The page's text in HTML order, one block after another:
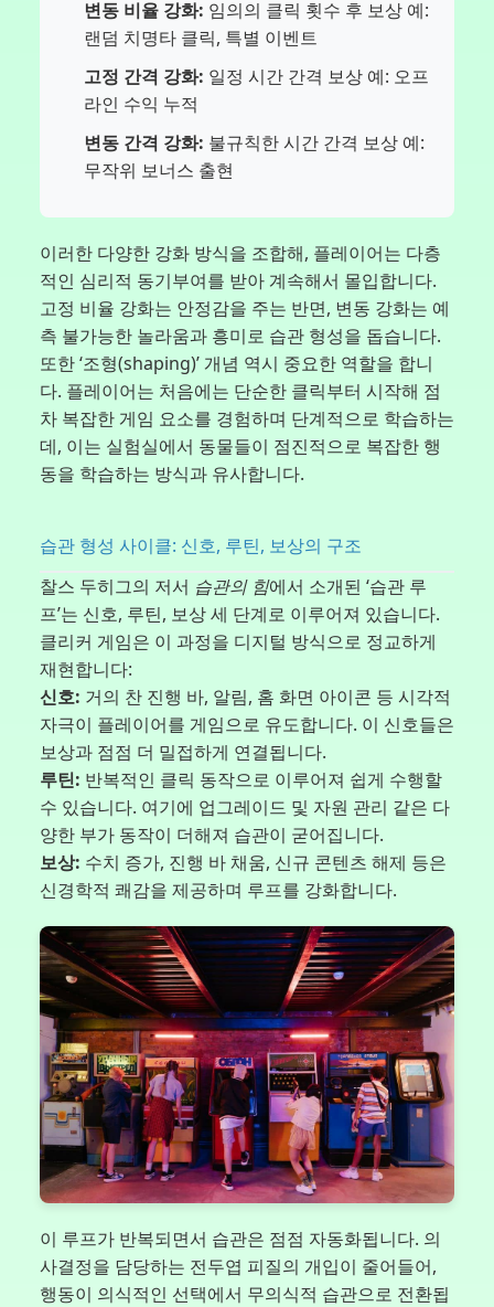
변동 비율 강화: 임의의 클릭 횟수 후 보상 예:
랜덤 치명타 클릭, 특별 이벤트
고정 간격 강화: 일정 시간 간격 보상 예: 오프
라인 수익 누적
변동 간격 강화: 불규칙한 시간 간격 보상 예:
무작위 보너스 출현
이러한 다양한 강화 방식을 조합해, 플레이어는 다층
적인 심리적 동기부여를 받아 계속해서 몰입합니다.
고정 비율 강화는 안정감을 주는 반면, 변동 강화는 예
측 불가능한 놀라움과 흥미로 습관 형성을 돕습니다.
또한 ‘조형(shaping)’ 개념 역시 중요한 역할을 합니
다. 플레이어는 처음에는 단순한 클릭부터 시작해 점
차 복잡한 게임 요소를 경험하며 단계적으로 학습하는
데, 이는 실험실에서 동물들이 점진적으로 복잡한 행
동을 학습하는 방식과 유사합니다.
습관 형성 사이클: 신호, 루틴, 보상의 구조
찰스 두히그의 저서 습관의 힘에서 소개된 ‘습관 루
프’는 신호, 루틴, 보상 세 단계로 이루어져 있습니다.
클리커 게임은 이 과정을 디지털 방식으로 정교하게
재현합니다:
신호: 거의 찬 진행 바, 알림, 홈 화면 아이콘 등 시각적
자극이 플레이어를 게임으로 유도합니다. 이 신호들은
보상과 점점 더 밀접하게 연결됩니다.
루틴: 반복적인 클릭 동작으로 이루어져 쉽게 수행할
수 있습니다. 여기에 업그레이드 및 자원 관리 같은 다
양한 부가 동작이 더해져 습관이 굳어집니다.
보상: 수치 증가, 진행 바 채움, 신규 콘텐츠 해제 등은
신경학적 쾌감을 제공하며 루프를 강화합니다.
이 루프가 반복되면서 습관은 점점 자동화됩니다. 의
사결정을 담당하는 전두엽 피질의 개입이 줄어들어,
행동이 의식적인 선택에서 무의식적 습관으로 전환됩